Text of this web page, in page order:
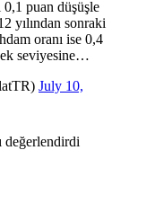
0,1 puan düşüşle
yılından sonraki
oranı ise 0,4
seviyesine…
July 10,
değerlendirdi